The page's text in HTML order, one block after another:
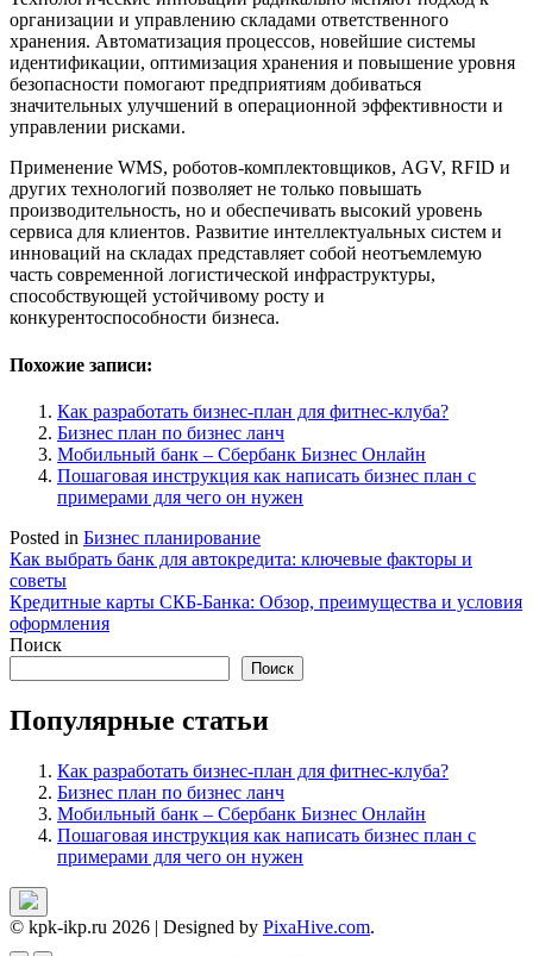
организации и управлению складами ответственного
хранения. Автоматизация процессов, новейшие системы
идентификации, оптимизация хранения и повышение уровня
безопасности помогают предприятиям добиваться
значительных улучшений в операционной эффективности и
управлении рисками.
Применение WMS, роботов-комплектовщиков, AGV, RFID и
других технологий позволяет не только повышать
производительность, но и обеспечивать высокий уровень
сервиса для клиентов. Развитие интеллектуальных систем и
инноваций на складах представляет собой неотъемлемую
часть современной логистической инфраструктуры,
способствующей устойчивому росту и
конкурентоспособности бизнеса.
Похожие записи:
Как разработать бизнес-план для фитнес-клуба?
Бизнес план по бизнес ланч
Мобильный банк – Сбербанк Бизнес Онлайн
Пошаговая инструкция как написать бизнес план с
примерами для чего он нужен
Posted in Бизнес планирование
Навигация
по
записям
Как выбрать банк для автокредита: ключевые факторы и
советы
Кредитные карты СКБ-Банка: Обзор, преимущества и условия
оформления
Поиск
Поиск
Популярные статьи
Как разработать бизнес-план для фитнес-клуба?
Бизнес план по бизнес ланч
Мобильный банк – Сбербанк Бизнес Онлайн
Пошаговая инструкция как написать бизнес план с
примерами для чего он нужен
© kpk-ikp.ru 2026 | Designed by PixaHive.com.